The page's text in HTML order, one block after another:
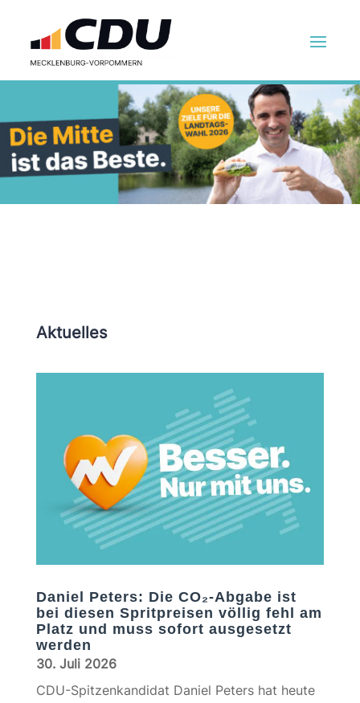
Aktuelles
Daniel Peters: Die CO₂-Abgabe ist
bei diesen Spritpreisen völlig fehl am
Platz und muss sofort ausgesetzt
werden
30. Juli 2026
CDU-Spitzenkandidat Daniel Peters hat heute